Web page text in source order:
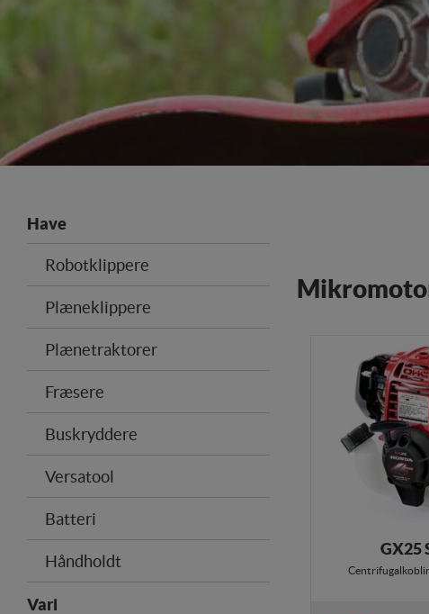
Have
Robotklippere
Plæneklippere
Plænetraktorer
Fræsere
Buskryddere
Versatool
Batteri
Håndholdt
Vari
GX25